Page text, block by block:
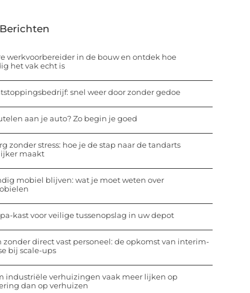
werkvoorbereider in de bouw en ontdek hoe
het vak echt is
snel weer door zonder gedoe
aan je auto? Zo begin je goed
zonder stress: hoe je de stap naar de tandarts
maakt
mobiel blijven: wat je moet weten over
kast voor veilige tussenopslag in uw depot
zonder direct vast personeel: de opkomst van interim-
bij scale-ups
industriële verhuizingen vaak meer lijken op
dan op verhuizen